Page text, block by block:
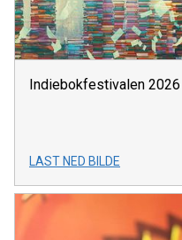
Indiebokfestivalen 2026
LAST NED BILDE